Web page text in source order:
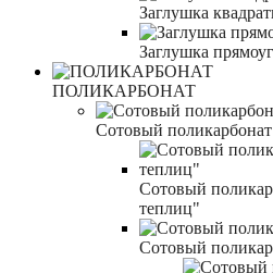
Заглушка
Заглушка
ПОЛИКАРБОНАТ
Сотовый поликарбонат
Сотовый
теплиц"
Сотовый